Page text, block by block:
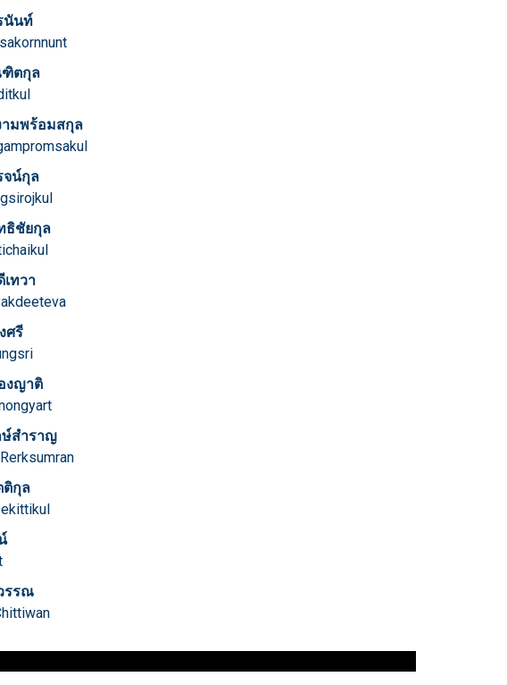
นันท์
ตกุล
มพร้อมสกุล
น์กุล
ชัยกุล
ทวา
ศรี
งญาติ
สำราญ
กุล
รรณ